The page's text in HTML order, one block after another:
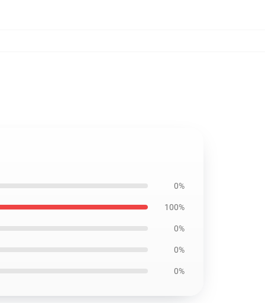
0%
100%
0%
0%
0%